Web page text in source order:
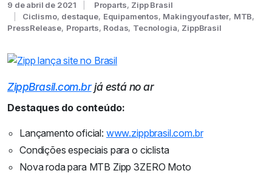
9 de abril de 2021 Proparts, Zipp Brasil
Ciclismo, destaque, Equipamentos, Makingyoufaster, MTB,
PressRelease, Proparts, Rodas, Tecnologia, ZippBrasil
ZippBrasil.com.brjá está no ar
Destaques do conteúdo:
Lançamento oficial: www.zippbrasil.com.br
Condições especiais para o ciclista
Nova roda para MTB Zipp 3ZERO Moto